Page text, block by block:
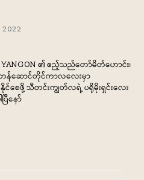
2022
YANGON ၏ ဧည့်သည်တော်မိတ်ဟောင်း၊
န်ဆောင်တိုင်ကာလလေးမှာ
နိုင်စေဖို့ သီတင်းကျွတ်လရဲ့ ပရိုမိုးရှင်းလေး
နော်